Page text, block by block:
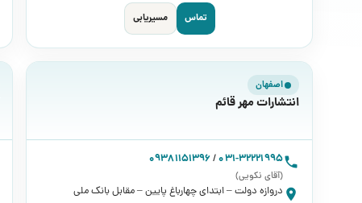
تماس مسیریابی
اصفهان
انتشارات مهر قائم
031-32221995
/
09381151396
(آقای نکویی)
دروازه دولت – ابتدای چهارباغ پایین – مقابل بانک ملی